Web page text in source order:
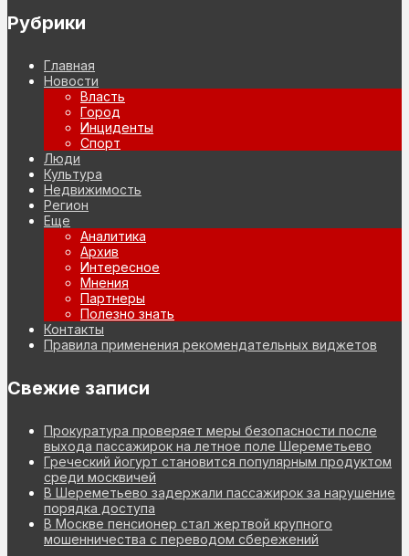
Рубрики
Главная
Новости
Власть
Город
Инциденты
Спорт
Люди
Культура
Недвижимость
Регион
Еще
Аналитика
Архив
Интересное
Мнения
Партнеры
Полезно знать
Контакты
Правила применения рекомендательных виджетов
Свежие записи
Прокуратура проверяет меры безопасности после
выхода пассажирок на летное поле Шереметьево
Греческий йогурт становится популярным продуктом
среди москвичей
В Шереметьево задержали пассажирок за нарушение
порядка доступа
В Москве пенсионер стал жертвой крупного
мошенничества с переводом сбережений